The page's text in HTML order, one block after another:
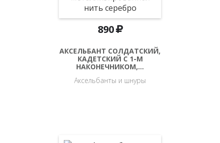
890
АКСЕЛЬБАНТ СОЛДАТСКИЙ,
КАДЕТСКИЙ С 1-М
НАКОНЕЧНИКОМ,…
Аксельбанты и шнуры